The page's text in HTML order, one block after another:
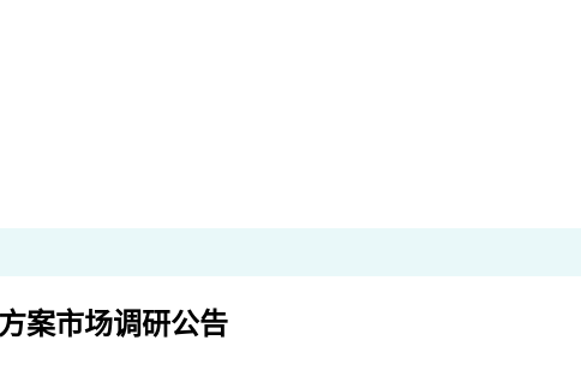
案市场调研公告